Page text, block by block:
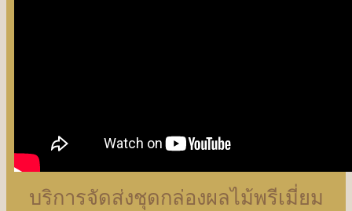
บริการจัดส่งชุดกล่องผลไม้พรีเมี่ยม